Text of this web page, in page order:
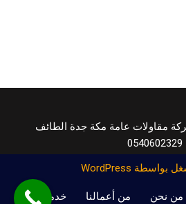
مقاولات عامة مكة جدة الطائف
0540602329
بواسطة WordPress
من نحن من أعمالنا خدماتنا